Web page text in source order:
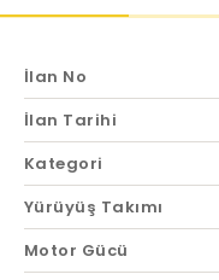
İlan No
İlan Tarihi
Kategori
Yürüyüş Takımı
Motor Gücü